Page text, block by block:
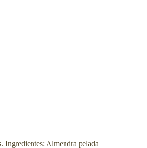
Ingredientes: Almendra pelada